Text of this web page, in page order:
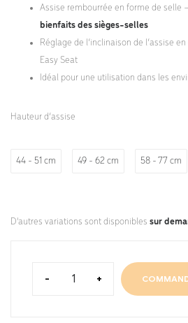
Assise rembourrée en forme de selle –
bienfaits des sièges-selles
Réglage de l’inclinaison de l’assise
Easy Seat
Idéal pour une utilisation dans les
Hauteur d’assise
44 - 51 cm 49 - 62 cm 58 - 77 cm
D'autres variations sont disponibles sur
- +